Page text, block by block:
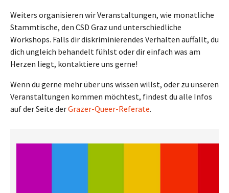
Weiters organisieren wir Veranstaltungen, wie monatliche
Stammtische, den CSD Graz und unterschiedliche
Workshops. Falls dir diskriminierendes Verhalten auffällt, du
dich ungleich behandelt fühlst oder dir einfach was am
Herzen liegt, kontaktiere uns gerne!
Wenn du gerne mehr über uns wissen willst, oder zu unseren
Veranstaltungen kommen möchtest, findest du alle Infos
auf der Seite derGrazer-Queer-Referate.